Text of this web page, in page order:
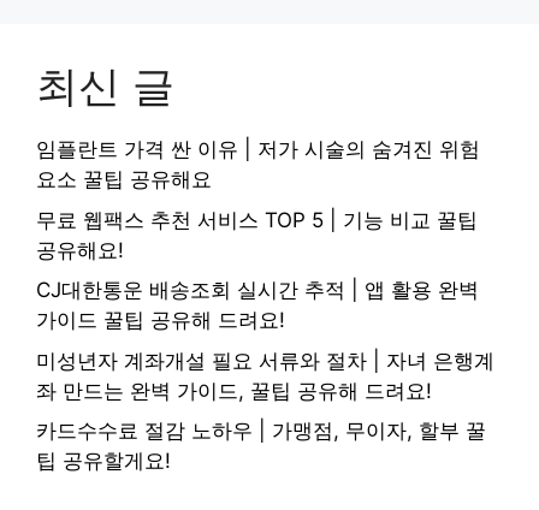
최신 글
임플란트 가격 싼 이유 | 저가 시술의 숨겨진 위험
요소 꿀팁 공유해요
무료 웹팩스 추천 서비스 TOP 5 | 기능 비교 꿀팁
공유해요!
CJ대한통운 배송조회 실시간 추적 | 앱 활용 완벽
가이드 꿀팁 공유해 드려요!
미성년자 계좌개설 필요 서류와 절차 | 자녀 은행계
좌 만드는 완벽 가이드, 꿀팁 공유해 드려요!
카드수수료 절감 노하우 | 가맹점, 무이자, 할부 꿀
팁 공유할게요!